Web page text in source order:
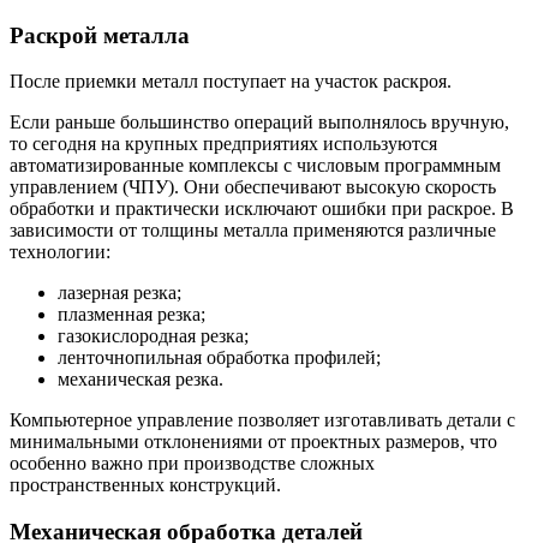
Раскрой металла
После приемки металл поступает на участок раскроя.
Если раньше большинство операций выполнялось вручную,
то сегодня на крупных предприятиях используются
автоматизированные комплексы с числовым программным
управлением (ЧПУ). Они обеспечивают высокую скорость
обработки и практически исключают ошибки при раскрое. В
зависимости от толщины металла применяются различные
технологии:
лазерная резка;
плазменная резка;
газокислородная резка;
ленточнопильная обработка профилей;
механическая резка.
Компьютерное управление позволяет изготавливать детали с
минимальными отклонениями от проектных размеров, что
особенно важно при производстве сложных
пространственных конструкций.
Механическая обработка деталей